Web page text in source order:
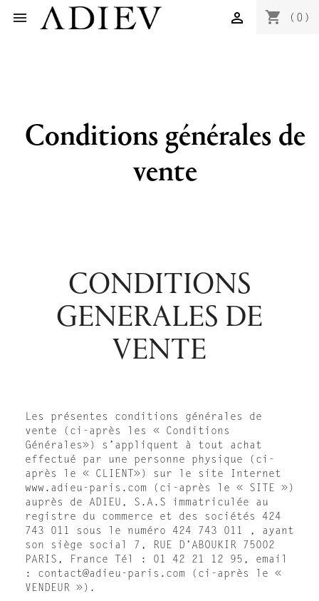
 shopping_cart (0)

Conditions générales de
vente
CONDITIONS
GENERALES DE
VENTE
Les présentes conditions générales de
vente (ci-après les « Conditions
Générales») s’appliquent à tout achat
effectué par une personne physique (ci-
après le « CLIENT») sur le site Internet
www.adieu-paris.com (ci-après le « SITE »)
auprès de ADIEU, S.A.S immatriculée au
registre du commerce et des sociétés 424
743 011 sous le numéro 424 743 011 , ayant
son siège social 7, RUE D’ABOUKIR 75002
PARIS, France Tél : 01 42 21 12 95, email
: contact@adieu-paris.com (ci-après le «
VENDEUR »).